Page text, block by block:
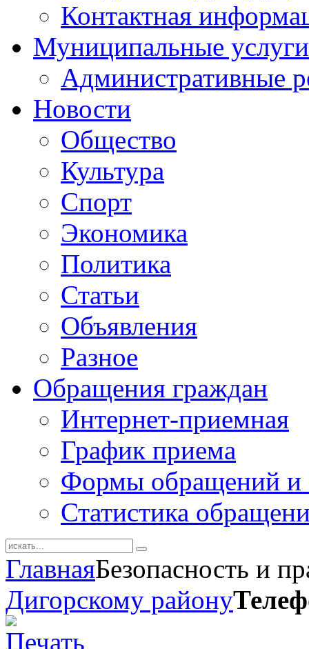
Контактная
Муниципальные услуги
Административные
Новости
Общество
Культура
Спорт
Экономика
Политика
Статьи
Объявления
Разное
Обращения граждан
Интернет-приемная
График приема
Формы обращений и
Статистика
ГлавнаяБезопасность и
Дигорскому району